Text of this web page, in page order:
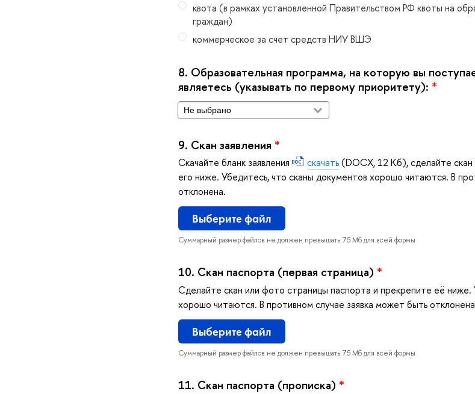
квота (в рамках установленной Правительством РФ квоты на
раждан)
коммерческое за счет средств НИУ ВШЭ
8. Образовательная программа, на которую вы
являетесь (указывать по первому приоритету): *
9. Скан заявления *
Скачайте бланк заявления скачать(DOCX, 12 Кб), сделайте скан
его ниже. Убедитесь, что сканы документов хорошо читаются. В
отклонена.
ыберите файл
Суммарный размер файлов не должен превышать 75 Мб для всей формы
10. Скан паспорта (первая страница) *
Сделайте скан или фото страницы паспорта и прекрепите её
хорошо читаются. В противном случае заявка может быть
ыберите файл
Суммарный размер файлов не должен превышать 75 Мб для всей формы
11. Скан паспорта (прописка) *